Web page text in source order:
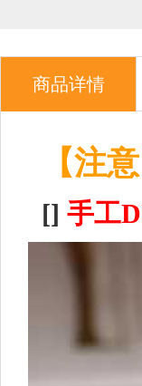
商品详情
【注意
[] 手工